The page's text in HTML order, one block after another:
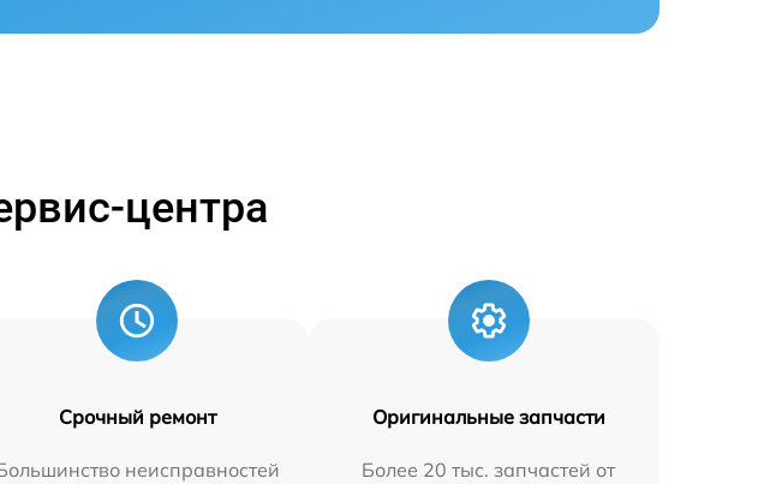
центра
Срочный ремонт
неисправностей
Оригинальные запчасти
Более 20 тыс. запчастей от